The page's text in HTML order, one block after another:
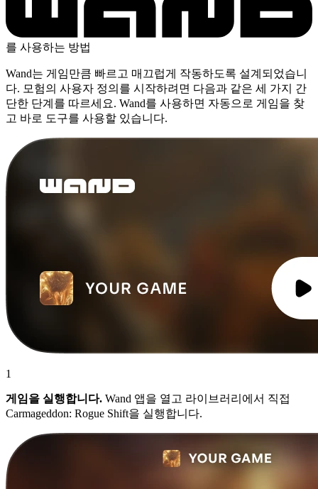
를 사용하는 방법
Wand는 게임만큼 빠르고 매끄럽게 작동하도록 설계되었습니
다. 모험의 사용자 정의를 시작하려면 다음과 같은 세 가지 간
단한 단계를 따르세요. Wand를 사용하면 자동으로 게임을 찾
고 바로 도구를 사용할 있습니다.
1
게임을 실행합니다. Wand 앱을 열고 라이브러리에서 직접
Carmageddon: Rogue Shift을 실행합니다.